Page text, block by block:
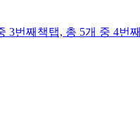
3번째 책탭, 총 5개 중 4번째